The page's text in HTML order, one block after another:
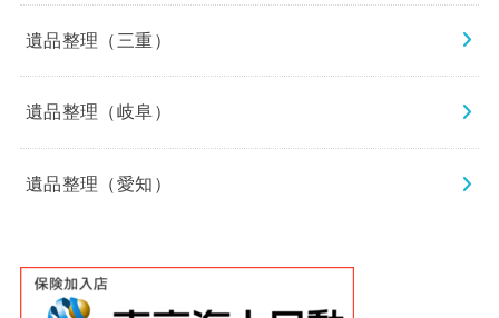
遺品整理（三重）
遺品整理（岐阜）
遺品整理（愛知）